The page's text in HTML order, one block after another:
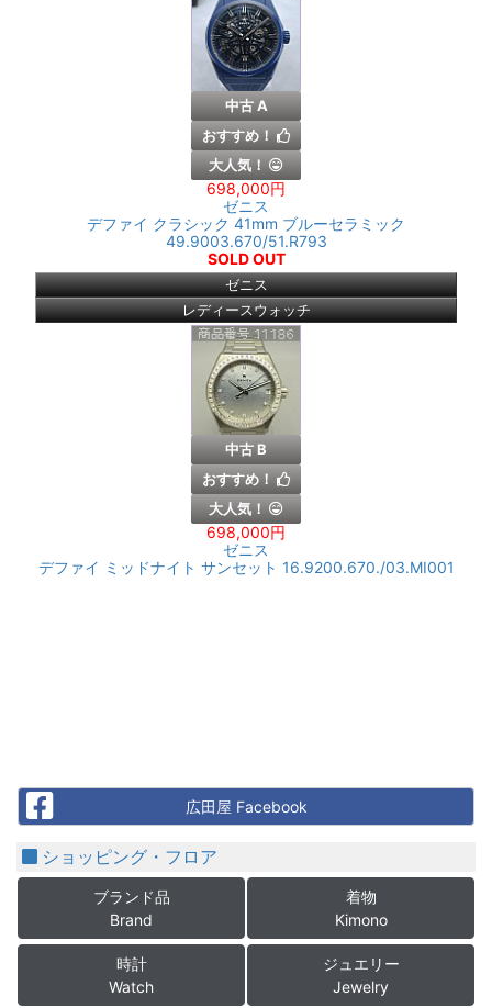
中古 A
おすすめ！
大人気！
698,000円
ゼニス
デファイ クラシック 41mm ブルーセラミック
49.9003.670/51.R793
SOLD OUT
ゼニス
レディースウォッチ
中古 B
おすすめ！
大人気！
698,000円
ゼニス
デファイ ミッドナイト サンセット 16.9200.670./03.MI001
Facebook 広田屋 Facebook
ショッピング・フロア
ブランド品
Brand
着物
Kimono
時計
Watch
ジュエリー
Jewelry